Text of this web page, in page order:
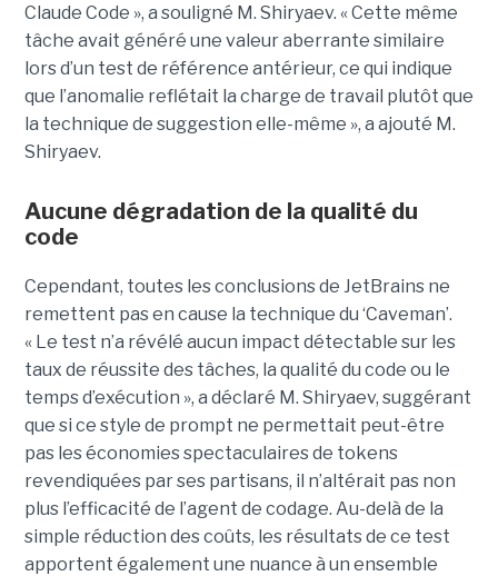
Claude Code », a souligné M. Shiryaev. « Cette même
tâche avait généré une valeur aberrante similaire
lors d’un test de référence antérieur, ce qui indique
que l’anomalie reflétait la charge de travail plutôt que
la technique de suggestion elle-même », a ajouté M.
Shiryaev.
Aucune dégradation de la qualité du
code
Cependant, toutes les conclusions de JetBrains ne
remettent pas en cause la technique du ‘Caveman’.
« Le test n’a révélé aucun impact détectable sur les
taux de réussite des tâches, la qualité du code ou le
temps d’exécution », a déclaré M. Shiryaev, suggérant
que si ce style de prompt ne permettait peut-être
pas les économies spectaculaires de tokens
revendiquées par ses partisans, il n’altérait pas non
plus l’efficacité de l’agent de codage. Au-delà de la
simple réduction des coûts, les résultats de ce test
apportent également une nuance à un ensemble